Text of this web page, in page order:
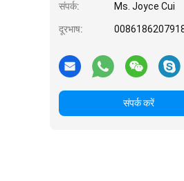
संपर्क: Ms. Joyce Cui
दूरभाष:
संपर्क करें